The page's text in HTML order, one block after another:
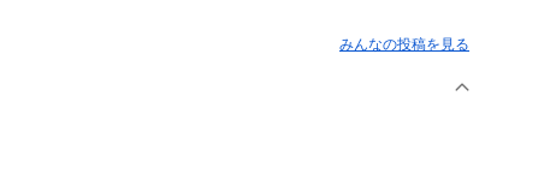
みんなの投稿を見る